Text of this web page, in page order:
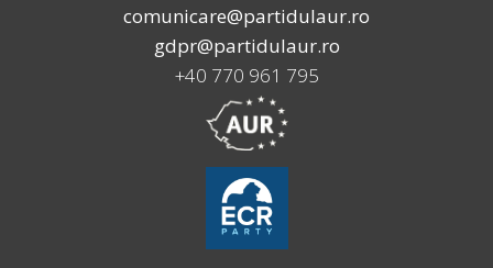
comunicare@partidulaur.ro
gdpr@partidulaur.ro
+40 770 961 795